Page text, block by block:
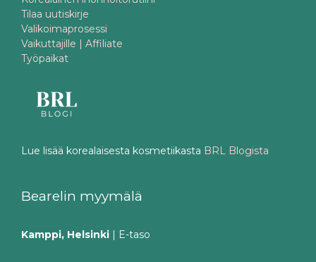
Tilaa uutiskirje
Valikoimaprosessi
Vaikuttajille | Affiliate
Työpaikat
Lue lisää korealaisesta kosmetiikasta BRL Blogista
Bearelin myymälä
Kamppi, Helsinki | E-taso